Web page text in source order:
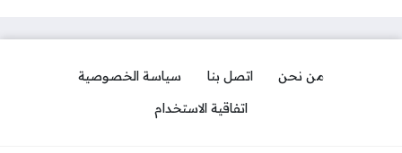
من نحن اتصل بنا
سياسة الخصوصية
اتفاقية الاستخدام